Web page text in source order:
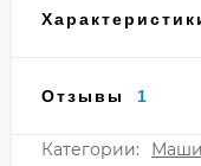
Отзывы 1
Категории: